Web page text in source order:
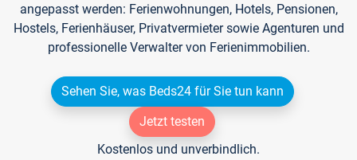
angepasst werden: Ferienwohnungen, Hotels, Pensionen,
Hostels, Ferienhäuser, Privatvermieter sowie Agenturen und
professionelle Verwalter von Ferienimmobilien.
Sehen Sie, was Beds24 für Sie tun kann
Jetzt testen
Kostenlos und unverbindlich.